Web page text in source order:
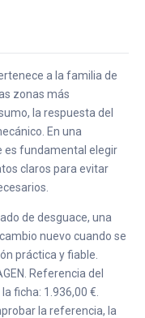
a la familia de
zonas más
la respuesta del
En una
es fundamental elegir
claros para evitar
de desguace, una
nuevo cuando se
práctica y fiable.
Referencia del
ficha: 1.936,00 €.
la referencia, la